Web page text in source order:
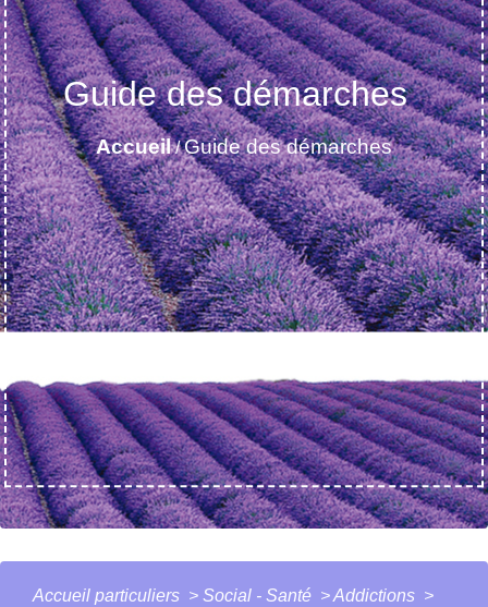
Guide des démarches
Accueil/Guide des démarches
Accueil particuliers > Social - Santé >Addictions >